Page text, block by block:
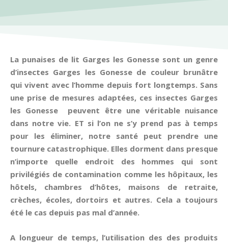
La punaises de lit Garges les Gonesse sont un genre
d’insectes Garges les Gonesse de couleur brunâtre
qui vivent avec l’homme depuis fort longtemps. Sans
une prise de mesures adaptées, ces insectes Garges
les Gonesse peuvent être une véritable nuisance
dans notre vie. ET si l’on ne s’y prend pas à temps
pour les éliminer, notre santé peut prendre une
tournure catastrophique. Elles dorment dans presque
n’importe quelle endroit des hommes qui sont
privilégiés de contamination comme les hôpitaux, les
hôtels, chambres d’hôtes, maisons de retraite,
crèches, écoles, dortoirs et autres. Cela a toujours
été le cas depuis pas mal d’année.
A longueur de temps, l’utilisation des des produits